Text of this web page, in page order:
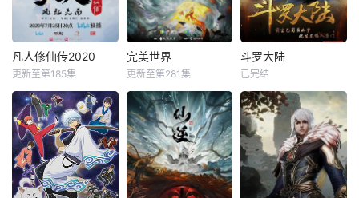
凡人修仙传2020
更新至第185集
完美世界
更新至第281集
斗罗大陆
已完结